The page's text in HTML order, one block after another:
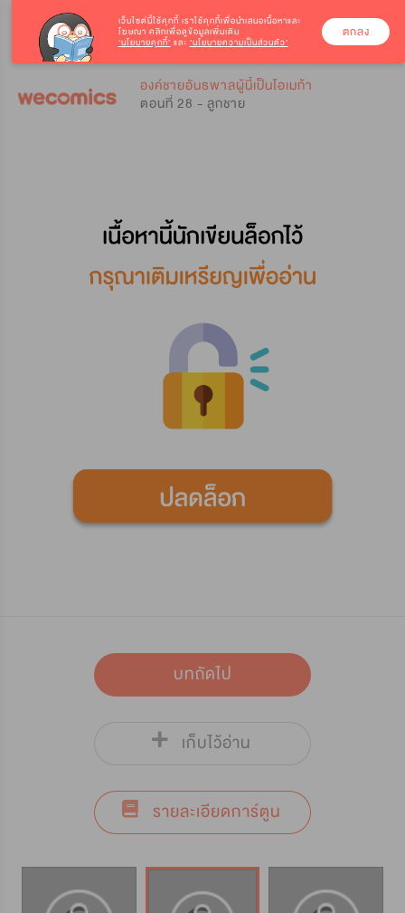
องค์ชายอันธพาลผู้นี้เป็นโอเมก้า
ตอนที่ 28 - ลูกชาย
บทถัดไป
เก็บไว้อ่าน
รายละเอียดการ์ตูน
เว็บไซต์นี้ใช้คุกกี้ เราใช้คุกกี้เพื่อนำเสนอเนื้อหาและ
โฆษณา คลิกเพื่อดูข้อมูลเพิ่มเติม
‘นโยบายคุกกี้’ และ ‘นโยบายความเป็นส่วนตัว’
ตกลง